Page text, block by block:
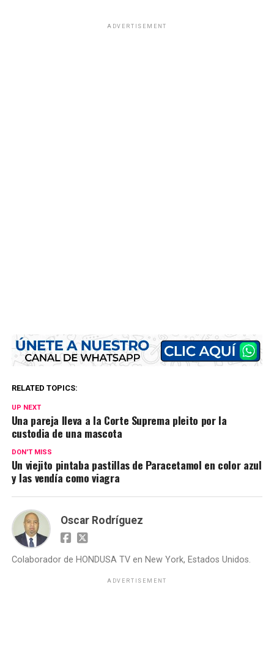
ADVERTISEMENT
RELATED TOPICS:
UP NEXT
Una pareja lleva a la Corte Suprema pleito por la
custodia de una mascota
DON'T MISS
Un viejito pintaba pastillas de Paracetamol en color azul
y las vendía como viagra
Oscar Rodríguez
Colaborador de HONDUSA TV en New York, Estados Unidos.
ADVERTISEMENT